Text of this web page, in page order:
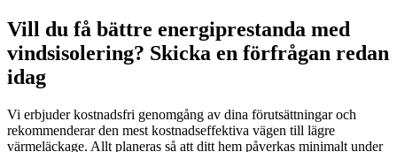
Vill du få bättre energiprestanda med
vindsisolering? Skicka en förfrågan redan
idag
Vi erbjuder kostnadsfri genomgång av dina förutsättningar och
rekommenderar den mest kostnadseffektiva vägen till lägre
värmeläckage. Allt planeras så att ditt hem påverkas minimalt under